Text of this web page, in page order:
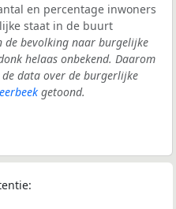
en percentage inwoners
staat in de buurt
de bevolking naar burgelijke
helaas onbekend. Daarom
data over de burgerlijke
getoond.